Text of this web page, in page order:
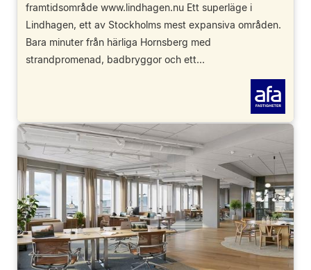
framtidsområde www.lindhagen.nu Ett superläge i
Lindhagen, ett av Stockholms mest expansiva områden.
Bara minuter från härliga Hornsberg med
strandpromenad, badbryggor och ett...